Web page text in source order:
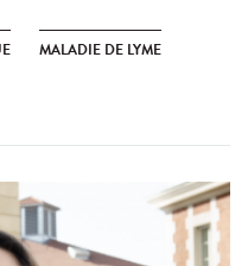
MALADIE DE LYME